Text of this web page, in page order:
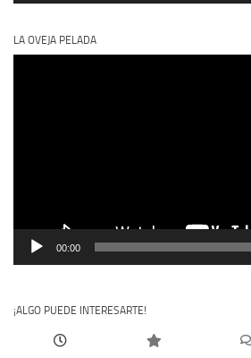
LA OVEJA PELADA
00:00
¡ALGO PUEDE INTERESARTE!